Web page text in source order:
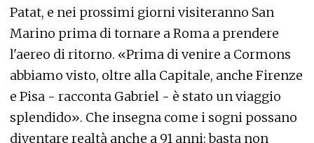
Patat, e nei prossimi giorni visiteranno San
Marino prima di tornare a Roma a prendere
l'aereo di ritorno. «Prima di venire a Cormons
abbiamo visto, oltre alla Capitale, anche Firenze
e Pisa - racconta Gabriel - è stato un viaggio
splendido». Che insegna come i sogni possano
diventare realtà anche a 91 anni: basta non